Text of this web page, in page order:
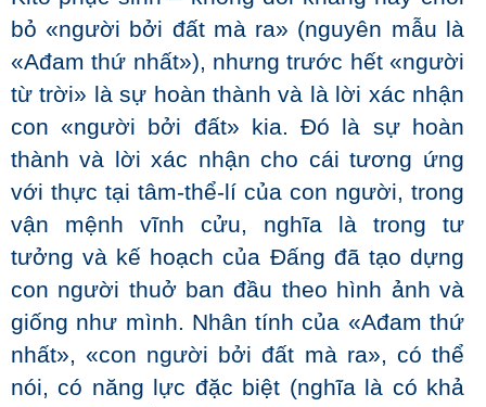
bỏ «người bởi đất mà ra» (nguyên mẫu là
«Ađam thứ nhất»), nhưng trước hết «người
từ trời» là sự hoàn thành và là lời xác nhận
con «người bởi đất» kia. Đó là sự hoàn
thành và lời xác nhận cho cái tương ứng
với thực tại tâm-thể-lí của con người, trong
vận mệnh vĩnh cửu, nghĩa là trong tư
tưởng và kế hoạch của Đấng đã tạo dựng
con người thuở ban đầu theo hình ảnh và
giống như mình. Nhân tính của «Ađam thứ
nhất», «con người bởi đất mà ra», có thể
nói, có năng lực đặc biệt (nghĩa là có khả